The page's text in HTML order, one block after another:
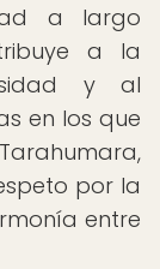
a largo
a la
y al
en los que
por la
entre